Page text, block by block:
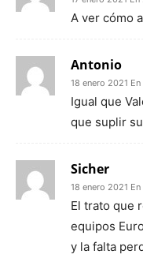
A ver cómo
Antonio
18 enero 2021
Igual que
que suplir
Sicher
18 enero 2021
El trato que
equipos
y la falta